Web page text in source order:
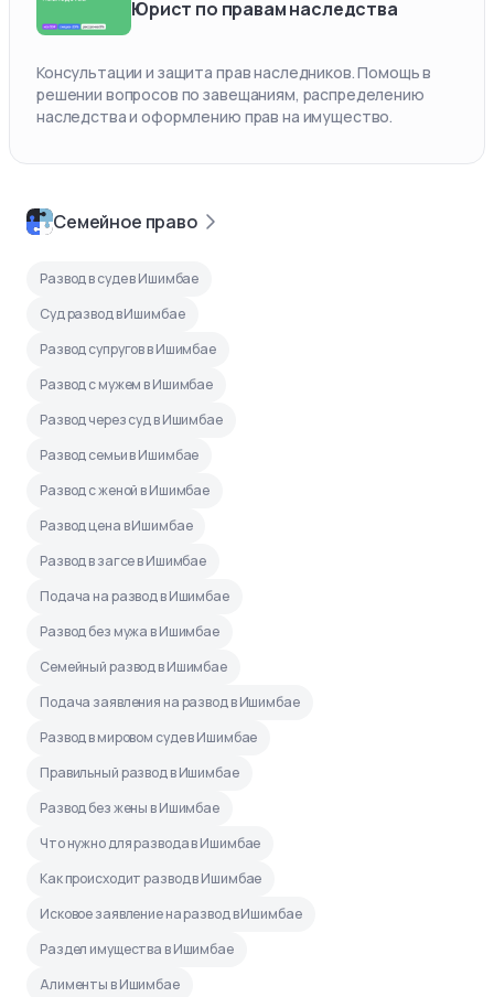
Юрист по правам наследства
Консультации и защита прав наследников. Помощь в
решении вопросов по завещаниям, распределению
наследства и оформлению прав на имущество.
Семейное право
Развод в суде в Ишимбае
Суд развод в Ишимбае
Развод супругов в Ишимбае
Развод с мужем в Ишимбае
Развод через суд в Ишимбае
Развод семьи в Ишимбае
Развод с женой в Ишимбае
Развод цена в Ишимбае
Развод в загсе в Ишимбае
Подача на развод в Ишимбае
Развод без мужа в Ишимбае
Семейный развод в Ишимбае
Подача заявления на развод в Ишимбае
Развод в мировом суде в Ишимбае
Правильный развод в Ишимбае
Развод без жены в Ишимбае
Что нужно для развода в Ишимбае
Как происходит развод в Ишимбае
Исковое заявление на развод в Ишимбае
Раздел имущества в Ишимбае
Алименты в Ишимбае